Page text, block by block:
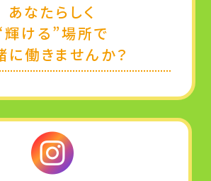
あなたらしく
輝ける”場所で
に働きませんか？